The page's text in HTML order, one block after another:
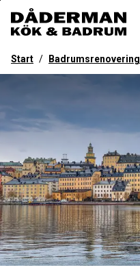
övergripande
för
webbplatsen
Start / Badrumsrenovering